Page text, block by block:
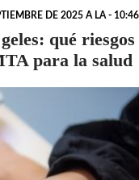
DE 2025 A LA - 10:46
qué riesgos
para la salud